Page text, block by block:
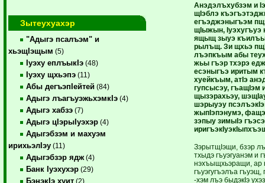
Зытеухуахэр
"Адыгэ псалъэм" и
хьэщIэщым (5)
Iуэху еплъыкIэ (48)
Iуэху щхьэпэ (11)
Абы дегъэпIейтей (84)
Адыгэ лъагъуэжьхэмкIэ (4)
Адыгэ хабзэ (7)
Адыгэ цIэрыIуэхэр (4)
Адыгэбзэм и махуэм
ирихьэлIэу (11)
Адыгэбзэр ядж (4)
Банк Iуэхухэр (29)
БэнэкIэ хуит (2)
Анэдэлъхубзэм и
щIэблэ
егъэджэныгъэм
щIыжын, Iуэхугъуэ
ящыщ зыуэ
рылъщ. Зи щхьэ
лъэпкъым абы
жьы гъэр тхэрэ
есэныгъэ иритым
хуейкъым, атIэ
гупсысэу, гъащIэм
щызэрахьэу,
шэрыуэу
жыпIэпэнумэ,
зэпыу зимыIэ
ЗэрытщIэщи, бзэр
тхыдэ гъуэгуанэм и
нэхъыщхьэращи, ар
гъуэгугъэлъа
-хэм лъэ быдэкIэ